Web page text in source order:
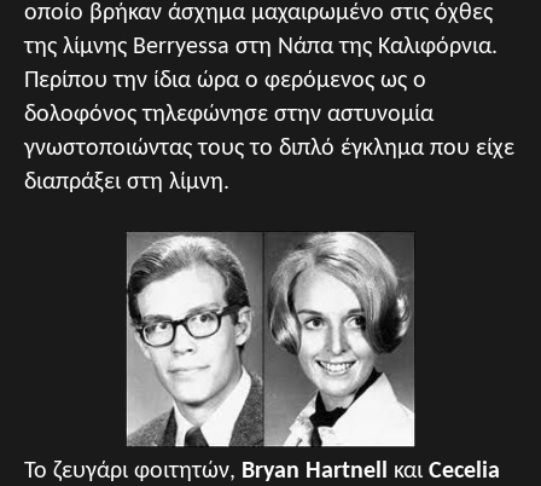
οποίο βρήκαν άσχημα μαχαιρωμένο στις όχθες
της λίμνης Berryessa στη Νάπα της Καλιφόρνια.
Περίπου την ίδια ώρα ο φερόμενος ως ο
δολοφόνος τηλεφώνησε στην αστυνομία
γνωστοποιώντας τους το διπλό έγκλημα που είχε
διαπράξει στη λίμνη.
Το ζευγάρι φοιτητών, Bryan Hartnell και Cecelia